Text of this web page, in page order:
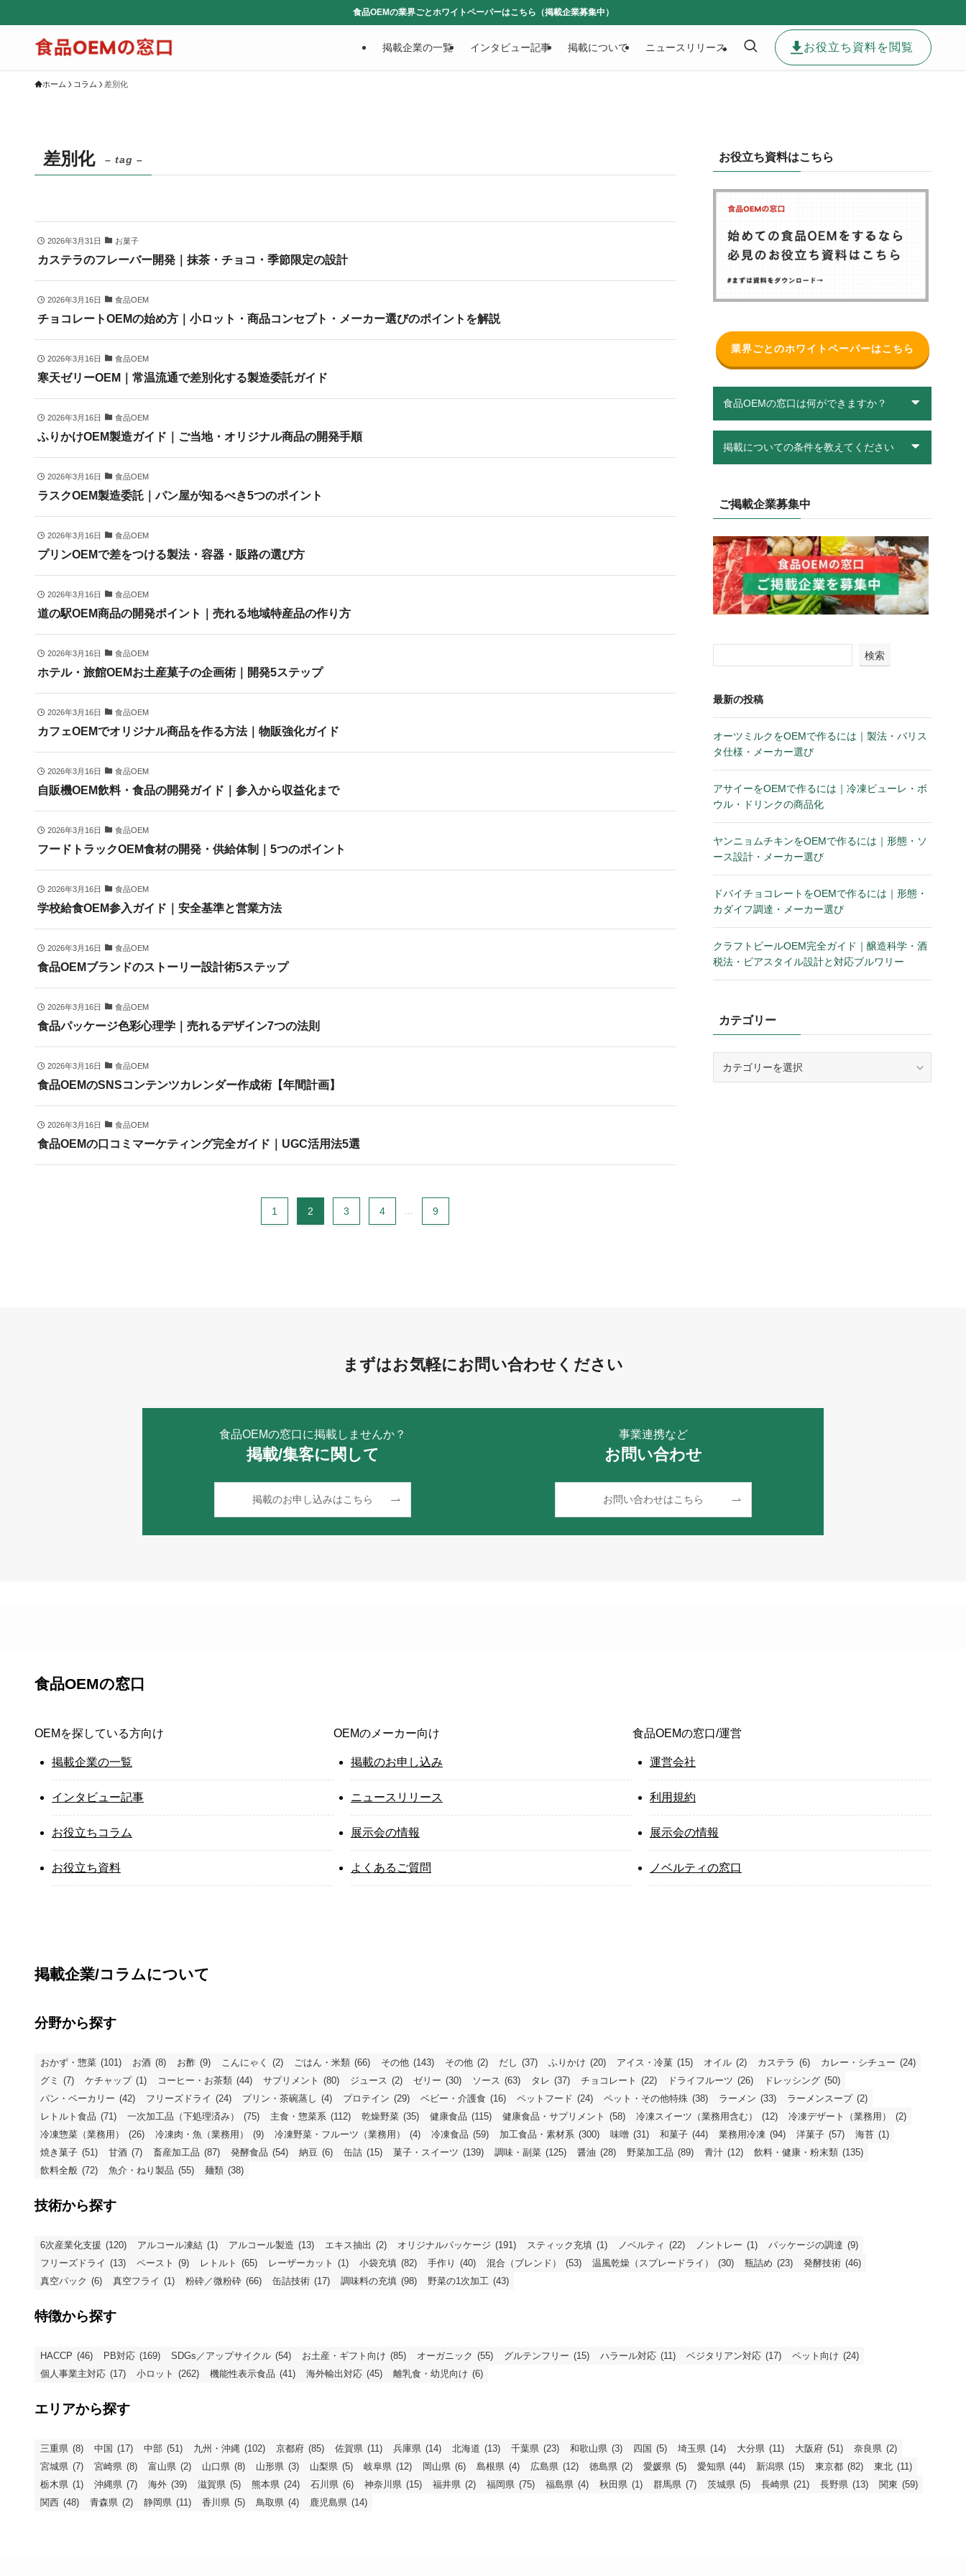
食品OEMの業界ごとホワイトペーパーはこちら（掲載企業募集中）
掲載企業の一覧 インタビュー記事 掲載について ニュースリリース お役立ち資料を閲覧
ホーム コラム 差別化
差別化 – tag –
2026年3月31日 お菓子
カステラのフレーバー開発｜抹茶・チョコ・季節限定の設計
2026年3月16日 食品OEM
チョコレートOEMの始め方｜小ロット・商品コンセプト・メーカー選びのポイントを解説
2026年3月16日 食品OEM
寒天ゼリーOEM｜常温流通で差別化する製造委託ガイド
2026年3月16日 食品OEM
ふりかけOEM製造ガイド｜ご当地・オリジナル商品の開発手順
2026年3月16日 食品OEM
ラスクOEM製造委託｜パン屋が知るべき5つのポイント
2026年3月16日 食品OEM
プリンOEMで差をつける製法・容器・販路の選び方
2026年3月16日 食品OEM
道の駅OEM商品の開発ポイント｜売れる地域特産品の作り方
2026年3月16日 食品OEM
ホテル・旅館OEMお土産菓子の企画術｜開発5ステップ
2026年3月16日 食品OEM
カフェOEMでオリジナル商品を作る方法｜物販強化ガイド
2026年3月16日 食品OEM
自販機OEM飲料・食品の開発ガイド｜参入から収益化まで
2026年3月16日 食品OEM
フードトラックOEM食材の開発・供給体制｜5つのポイント
2026年3月16日 食品OEM
学校給食OEM参入ガイド｜安全基準と営業方法
2026年3月16日 食品OEM
食品OEMブランドのストーリー設計術5ステップ
2026年3月16日 食品OEM
食品パッケージ色彩心理学｜売れるデザイン7つの法則
2026年3月16日 食品OEM
食品OEMのSNSコンテンツカレンダー作成術【年間計画】
2026年3月16日 食品OEM
食品OEMの口コミマーケティング完全ガイド｜UGC活用法5選
1 2 3 4 ... 9
お役立ち資料はこちら
業界ごとのホワイトペーパーはこちら
食品OEMの窓口は何ができますか？
掲載についての条件を教えてください
ご掲載企業募集中
検索
最新の投稿
オーツミルクをOEMで作るには｜製法・バリス
タ仕様・メーカー選び
アサイーをOEMで作るには｜冷凍ピューレ・ボ
ウル・ドリンクの商品化
ヤンニョムチキンをOEMで作るには｜形態・ソ
ース設計・メーカー選び
ドバイチョコレートをOEMで作るには｜形態・
カダイフ調達・メーカー選び
クラフトビールOEM完全ガイド｜醸造科学・酒
税法・ビアスタイル設計と対応ブルワリー
カテゴリー
まずはお気軽にお問い合わせください
食品OEMの窓口に掲載しませんか？
掲載/集客に関して
掲載のお申し込みはこちら
事業連携など
お問い合わせ
お問い合わせはこちら
食品OEMの窓口
OEMを探している方向け
掲載企業の一覧
インタビュー記事
お役立ちコラム
お役立ち資料
OEMのメーカー向け
掲載のお申し込み
ニュースリリース
展示会の情報
よくあるご質問
食品OEMの窓口/運営
運営会社
利用規約
展示会の情報
ノベルティの窓口
掲載企業/コラムについて
分野から探す
おかず・惣菜 (101) お酒 (8) お酢 (9) こんにゃく (2) ごはん・米類 (66) その他 (143) その他 (2) だし (37) ふりかけ (20) アイス・冷菓 (15) オイル (2) カステラ (6) カレー・シチュー (24)
グミ
(7) ケチャップ (1) コーヒー・お茶類 (44) サプリメント (80) ジュース (2) ゼリー (30) ソース (63) タレ (37) チョコレート (22) ドライフルーツ (26) ドレッシング (50)
パン・ベーカリー (42) フリーズドライ (24) プリン・茶碗蒸し (4) プロテイン (29) ベビー・介護食 (16) ペットフード (24) ペット・その他特殊 (38) ラーメン (33) ラーメンスープ (2)
レトルト食品 (71) 一次加工品（下処理済み） (75) 主食・惣菜系 (112) 乾燥野菜 (35) 健康食品 (115) 健康食品・サプリメント (58) 冷凍スイーツ（業務用含む） (12) 冷凍デザート（業務用）
(2)
冷凍惣菜（業務用）
(26) 冷凍肉・魚（業務用） (9) 冷凍野菜・フルーツ（業務用） (4) 冷凍食品 (59) 加工食品・素材系 (300) 味噌 (31) 和菓子 (44) 業務用冷凍 (94) 洋菓子 (57) 海苔 (1)
焼き菓子 (51) 甘酒 (7) 畜産加工品 (87) 発酵食品 (54) 納豆 (6) 缶詰 (15) 菓子・スイーツ (139) 調味・副菜 (125) 醤油 (28) 野菜加工品 (89) 青汁 (12) 飲料・健康・粉末類 (135)
飲料全般 (72) 魚介・ねり製品 (55) 麺類 (38)
技術から探す
6次産業化支援 (120) アルコール凍結 (1) アルコール製造 (13) エキス抽出 (2) オリジナルパッケージ (191) スティック充填 (1) ノベルティ (22) ノントレー (1) パッケージの調達 (9)
フリーズドライ (13) ペースト (9) レトルト (65) レーザーカット (1) 小袋充填 (82) 手作り (40) 混合（ブレンド） (53) 温風乾燥（スプレードライ） (30) 瓶詰め (23) 発酵技術 (46)
真空パック (6) 真空フライ (1) 粉砕／微粉砕 (66) 缶詰技術 (17) 調味料の充填 (98) 野菜の1次加工 (43)
特徴から探す
HACCP (46) PB対応 (169) SDGs／アップサイクル (54) お土産・ギフト向け (85) オーガニック (55) グルテンフリー (15) ハラール対応 (11) ベジタリアン対応 (17) ペット向け (24)
個人事業主対応 (17) 小ロット (262) 機能性表示食品 (41) 海外輸出対応 (45) 離乳食・幼児向け (6)
エリアから探す
三重県 (8) 中国 (17) 中部 (51) 九州・沖縄 (102) 京都府 (85) 佐賀県 (11) 兵庫県 (14) 北海道 (13) 千葉県 (23) 和歌山県 (3) 四国 (5) 埼玉県 (14) 大分県 (11) 大阪府 (51) 奈良県 (2)
宮城県 (7) 宮崎県 (8) 富山県 (2) 山口県 (8) 山形県 (3) 山梨県 (5) 岐阜県 (12) 岡山県 (6) 島根県 (4) 広島県 (12) 徳島県 (2) 愛媛県 (5) 愛知県 (44) 新潟県 (15) 東京都 (82) 東北 (11)
栃木県 (1) 沖縄県 (7) 海外 (39) 滋賀県 (5) 熊本県 (24) 石川県 (6) 神奈川県 (15) 福井県 (2) 福岡県 (75) 福島県 (4) 秋田県 (1) 群馬県 (7) 茨城県 (5) 長崎県 (21) 長野県 (13) 関東 (59)
関西 (48) 青森県 (2) 静岡県 (11) 香川県 (5) 鳥取県 (4) 鹿児島県 (14)